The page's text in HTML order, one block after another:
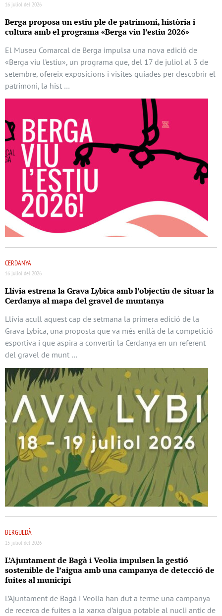
16 juliol del 2026
Berga proposa un estiu ple de patrimoni, història i
cultura amb el programa «Berga viu l’estiu 2026»
El Museu Comarcal de Berga impulsa una nova edició de
«Berga viu l’estiu», un programa que, del 17 de juliol al 3 de
setembre, ofereix exposicions i visites guiades per descobrir el
patrimoni, la hist …
CERDANYA
16 juliol del 2026
Llívia estrena la Grava Lybica amb l’objectiu de situar la
Cerdanya al mapa del gravel de muntanya
Llívia acull aquest cap de setmana la primera edició de la
Grava Lybica, una proposta que va més enllà de la competició
esportiva i que aspira a convertir la Cerdanya en un referent
del gravel de munt …
BERGUEDÀ
15 juliol del 2026
L’Ajuntament de Bagà i Veolia impulsen la gestió
sostenible de l’aigua amb una campanya de detecció de
fuites al municipi
L’Ajuntament de Bagà i Veolia han dut a terme una campanya
de recerca de fuites a la xarxa d’aigua potable al nucli antic de